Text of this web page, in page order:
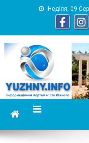
Неділя, 09
информационный